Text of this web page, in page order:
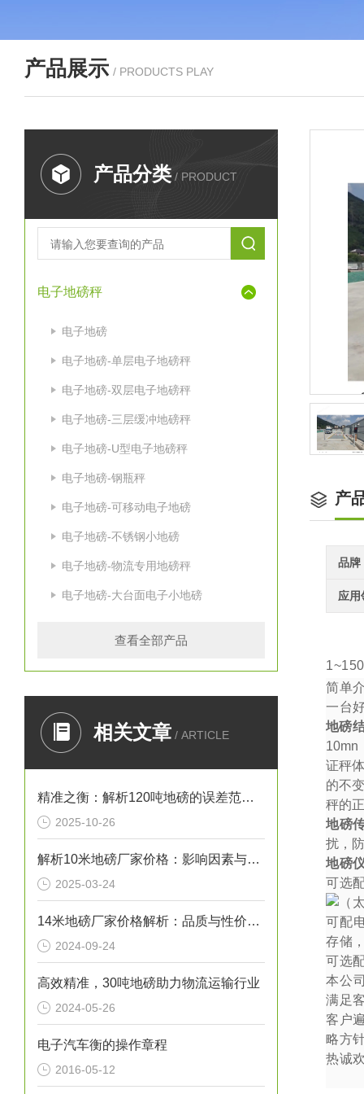
产品展示 / PRODUCTS PLAY
产品分类 / PRODUCT
电子地磅秤
电子地磅
电子地磅-单层电子地磅秤
电子地磅-双层电子地磅秤
电子地磅-三层缓冲地磅秤
电子地磅-U型电子地磅秤
电子地磅-钢瓶秤
电子地磅-可移动电子地磅
电子地磅-不锈钢小地磅
电子地磅-物流专用地磅秤
电子地磅-大台面电子小地磅
查看全部产品
相关文章 / ARTICLE
精准之衡：解析120吨地磅的误差范围与管理实践
2025-10-26
解析10米地磅厂家价格：影响因素与市场行情
2025-03-24
14米地磅厂家价格解析：品质与性价比的考量
2024-09-24
高效精准，30吨地磅助力物流运输行业
2024-05-26
电子汽车衡的操作章程
2016-05-12
产
品牌
应用
1~150
简单
一台
地磅
10mn
证秤
的不
秤的
地磅
扰，
地磅
可选
可配
存储
可选
本公
满足
客户
略方
热诚